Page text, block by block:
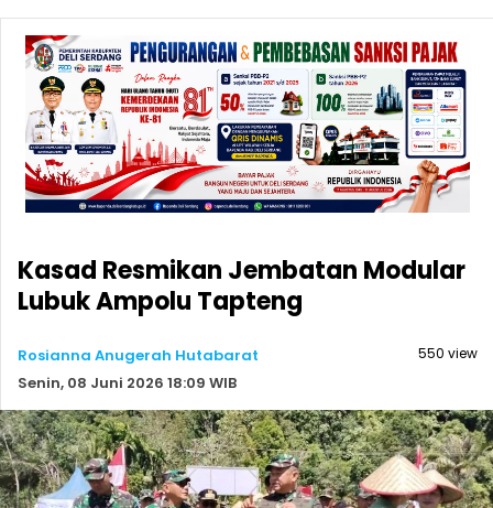
Kasad Resmikan Jembatan Modular
Lubuk Ampolu Tapteng
Rosianna Anugerah Hutabarat
Senin, 08 Juni 2026 18:09 WIB
550 view